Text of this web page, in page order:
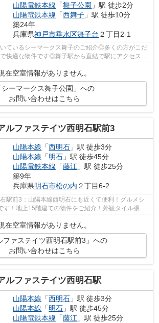
山陽電鉄本線 「舞子公園 」駅 徒歩2分
山陽電鉄本線 「西舞子 」駅 徒歩10分
築24年
兵庫県神戸市垂水区舞子台 ２丁目2-1
ているシーマークス舞子のご紹介◎多くの方がこだ
快適な物件です◎舞子駅から直結で駅にアクセスで
在空室情報がありません。
シーマークス舞子公園」への
お問い合わせはこちら
ルファステイツ西明石駅前3
山陽本線 「西明石 」駅 徒歩3分
山陽本線 「明石 」駅 徒歩45分
山陽電鉄本線 「藤江 」駅 徒歩25分
築9年
兵庫県明石市松の内 ２丁目6-2
駅前3：山陽本線西明石にも近くて便利！グルメシ
す！地上15階建ての物件をご紹介！外観タイル張り
在空室情報がありません。
ファステイツ西明石駅前3」への
お問い合わせはこちら
ルファステイツ西明石駅
山陽本線 「西明石 」駅 徒歩3分
山陽本線 「明石 」駅 徒歩45分
山陽電鉄本線 「藤江 」駅 徒歩25分